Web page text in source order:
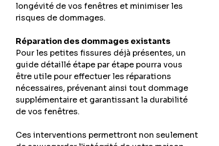
longévité de vos fenêtres et minimiser les
risques de dommages.
Réparation des dommages existants
Pour les petites fissures déjà présentes, un
guide détaillé étape par étape pourra vous
être utile pour effectuer les réparations
nécessaires, prévenant ainsi tout dommage
supplémentaire et garantissant la durabilité
de vos fenêtres.
Ces interventions permettront non seulement